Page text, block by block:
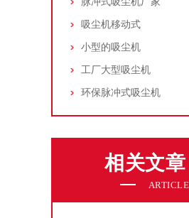
吸尘机移动式
小型的吸尘机
工厂大型吸尘机
环保脉冲式吸尘机
相关文章
ARTICLE